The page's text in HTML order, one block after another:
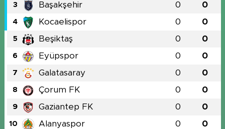
3 Başakşehir 0 0
4 Kocaelispor 0 0
5 Beşiktaş 0 0
6 Eyüpspor 0 0
7 Galatasaray 0 0
8 Çorum FK 0 0
9 Gaziantep FK 0 0
10 Alanyaspor 0 0